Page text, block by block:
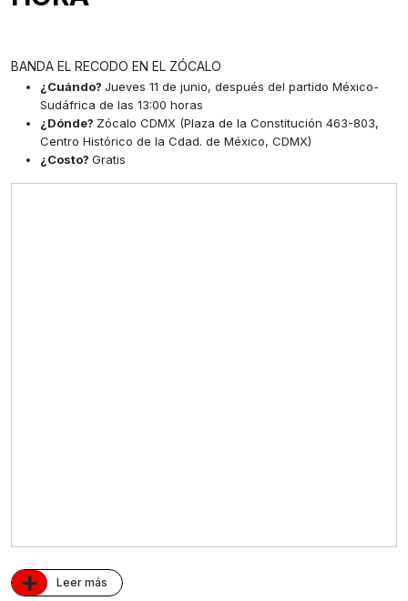
BANDA EL RECODO EN EL ZÓCALO
¿Cuándo? Jueves 11 de junio, después del partido México-
Sudáfrica de las 13:00 horas
¿Dónde? Zócalo CDMX (Plaza de la Constitución 463-803,
Centro Histórico de la Cdad. de México, CDMX)
¿Costo? Gratis
+ Leer más